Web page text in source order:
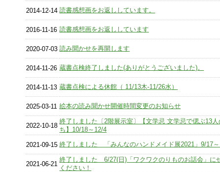
2014-12-14 読書感想画をお返ししています。
2016-11-16 読書感想画をお返ししています
2020-07-03 読み聞かせを再開します
2014-11-26 蔵書点検終了しました(ありがとうございました)。
2014-11-13 蔵書点検による休館（ 11/13木-11/26水）
2025-03-11 絵本の読み聞かせ開催時間変更のお知らせ
2022-10-18
終了しました〔2階展示室〕【文学忌 文学忌で偲ぶ13
ち】10/18～12/4
2021-09-15 終了しました 「みんなのハンドメイド展2021」9/17
2021-06-21
終了しました 6/27(日)「ワクワクのりものお話会」に
ください！